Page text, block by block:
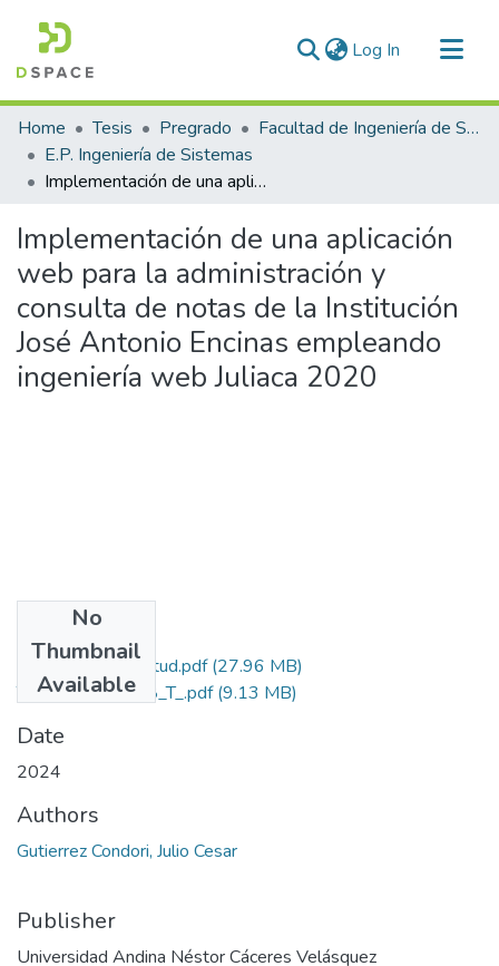
Log In (current)
Communities & Collections
All of DSpace
Statistics
Home Tesis Pregrado
Facultad de Ingeniería de Sistemas
E.P. Ingeniería de Sistemas
Implementación de una aplicación web para la administración y consulta de notas de la Institución José Antonio Encinas empleando ingeniería web Juliaca 2020
Implementación de una aplicación
web para la administración y
consulta de notas de la Institución
José Antonio Encinas empleando
ingeniería web Juliaca 2020
No
Thumbnail
Available
Grado de Similitud.pdf(27.96 MB)
T036_44052888_T_.pdf(9.13 MB)
Date
2024
Authors
Gutierrez Condori, Julio Cesar
Publisher
Universidad Andina Néstor Cáceres Velásquez